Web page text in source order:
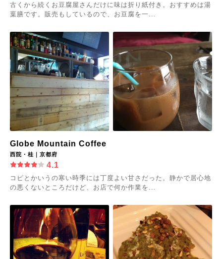
古くから続くお豆腐屋さんだけに味は折り紙付き。おすすめは湯
葉膳です。販売もしているので、お豆腐を一...
Globe Mountain Coffee
西院・桂｜京都府
4.1
コピとかいうの寒い時季には丁度よい甘さだった。静かで居心地
の悪くないところだけど、お店で何か作業を...